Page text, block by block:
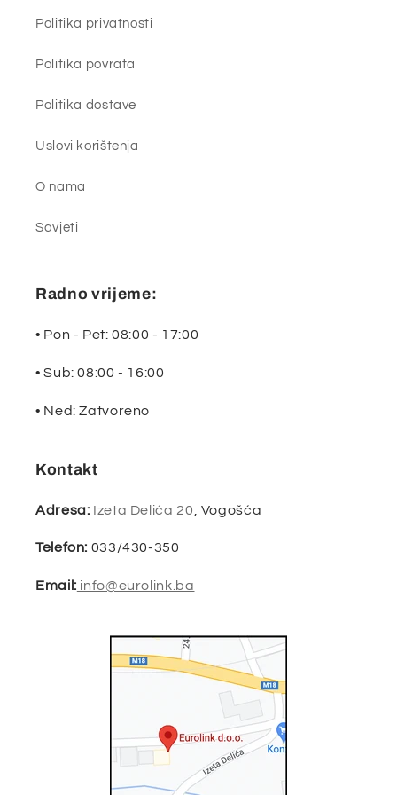
Politika privatnosti
Politika povrata
Politika dostave
Uslovi korištenja
O nama
Savjeti
Radno vrijeme:
• Pon - Pet: 08:00 - 17:00
• Sub: 08:00 - 16:00
• Ned: Zatvoreno
Kontakt
Adresa: Izeta Delića 20 , Vogošća
Telefon: 033/430-350
Email: info@eurolink.ba